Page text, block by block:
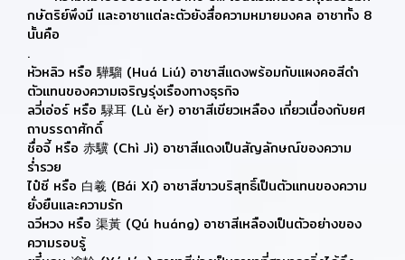
กษัตริย์พึงมี และอาชาแต่ละตัวยังสื่อความหมายมงคล อาชาทั้ง 8
นั้นคือ
.
หัวหลิว หรือ 驊騮 (Huá Liú) อาชาสีแดงพร้อมกับแผงคอสีดำ
ตัวแทนของความเจริญรุ่งเรืองทางธุรกิจ
ลวี่เอ่อร์ หรือ 騄耳 (Lù ěr) อาชาสีเขียวเหลือง เกี่ยวเนื่องกับยศ
ถาบรรดาศักดิ์
ชื่อจี้ หรือ 赤驥 (Chì Jì) อาชาสีแดงเป็นสัญลักษณ์ของความ
ร่ำรวย
ไป๋ซี หรือ 白羲 (Bái Xī) อาชาสีขาวบริสุทธิ์เป็นตัวแทนของความ
ยั่งยืนและความรัก
ฉวีหวง หรือ 渠黃 (Qú huáng) อาชาสีเหลืองเป็นตัวอย่างของ
ความรอบรู้